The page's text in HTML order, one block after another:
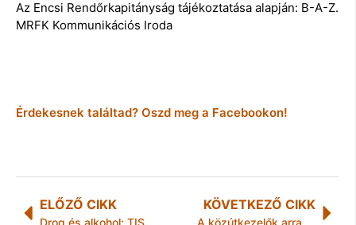
Az Encsi Rendőrkapitányság tájékoztatása alapján: B-A-Z.
MRFK Kommunikációs Iroda
Érdekesnek találtad? Oszd meg a Facebookon!
ELŐZŐ CIKK KÖVETKEZŐ CIKK